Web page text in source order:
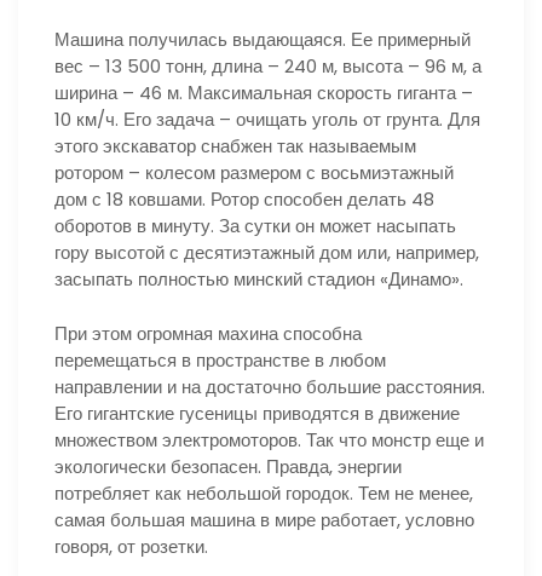
Машина получилась выдающаяся. Ее примерный
вес – 13 500 тонн, длина – 240 м, высота – 96 м, а
ширина – 46 м. Максимальная скорость гиганта –
10 км/ч. Его задача – очищать уголь от грунта. Для
этого экскаватор снабжен так называемым
ротором – колесом размером с восьмиэтажный
дом с 18 ковшами. Ротор способен делать 48
оборотов в минуту. За сутки он может насыпать
гору высотой с десятиэтажный дом или, например,
засыпать полностью минский стадион «Динамо».
При этом огромная махина способна
перемещаться в пространстве в любом
направлении и на достаточно большие расстояния.
Его гигантские гусеницы приводятся в движение
множеством электромоторов. Так что монстр еще и
экологически безопасен. Правда, энергии
потребляет как небольшой городок. Тем не менее,
самая большая машина в мире работает, условно
говоря, от розетки.